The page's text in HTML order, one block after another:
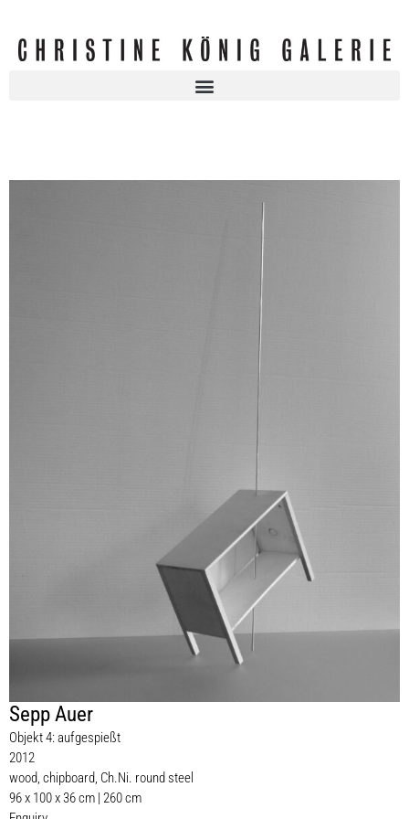
Sepp Auer
Objekt 4: aufgespießt
2012
wood, chipboard, Ch.Ni. round steel
96 x 100 x 36 cm | 260 cm